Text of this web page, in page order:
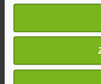
Als u het toestaat,
Informatie
locatie, die tot
Uw apparaat
scannen op
Lees meer over hoe